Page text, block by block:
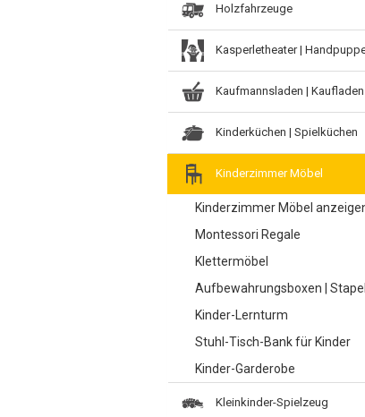
Holzfahrzeuge
Kasperletheater |
Kaufmannsladen | Kaufladen
Kinderküchen | Spielküchen
Kinderzimmer Möbel
Kinderzimmer Möbel
Montessori Regale
Klettermöbel
Aufbewahrungsboxen |
Kinder-Lernturm
Stuhl-Tisch-Bank für Kinder
Kinder-Garderobe
Kleinkinder-Spielzeug